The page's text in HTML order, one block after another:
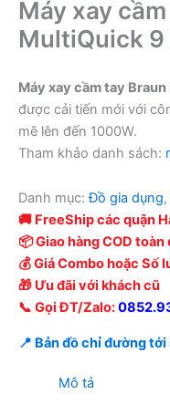
Máy xay
MultiQuick
Máy xay cầm tay
được cải tiến mới với
mẽ lên đến 1000W.
Tham khảo danh sách:
Danh mục:Đồ gia dụng,
🚚 FreeShip các quận
📦 Giao hàng COD toàn
💰 Giá Combo hoặc Số
🎁 Ưu đãi với khách cũ
📞 Gọi ĐT/Zalo:
📍 Bản đồ chỉ đường
Mô tả